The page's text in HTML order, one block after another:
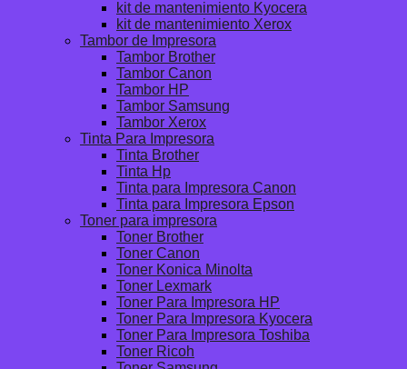
kit de mantenimiento Kyocera
kit de mantenimiento Xerox
Tambor de Impresora
Tambor Brother
Tambor Canon
Tambor HP
Tambor Samsung
Tambor Xerox
Tinta Para Impresora
Tinta Brother
Tinta Hp
Tinta para Impresora Canon
Tinta para Impresora Epson
Toner para impresora
Toner Brother
Toner Canon
Toner Konica Minolta
Toner Lexmark
Toner Para Impresora HP
Toner Para Impresora Kyocera
Toner Para Impresora Toshiba
Toner Ricoh